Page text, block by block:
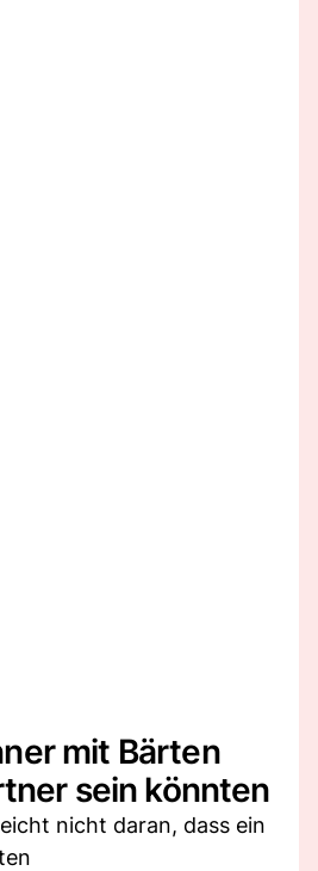
mit Bärten
sein könnten
nicht daran, dass ein